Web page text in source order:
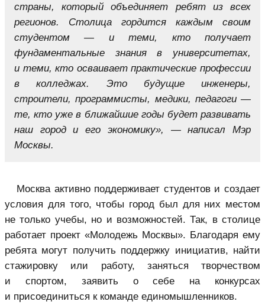
страны, который объединяет ребят из всех
регионов. Столица гордится каждым своим
студентом — и теми, кто получает
фундаментальные знания в университетах,
и теми, кто осваивает практические профессии
в колледжах. Это будущие инженеры,
строители, программисты, медики, педагоги —
те, кто уже в ближайшие годы будет развивать
наш город и его экономику», — написал Мэр
Москвы.
Москва активно поддерживает студентов и создает
условия для того, чтобы город был для них местом
не только учебы, но и возможностей. Так, в столице
работает проект «Молодежь Москвы». Благодаря ему
ребята могут получить поддержку инициатив, найти
стажировку или работу, заняться творчеством
и спортом, заявить о себе на конкурсах
и присоединиться к команде единомышленников.